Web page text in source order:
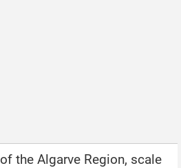
the Algarve Region, scale